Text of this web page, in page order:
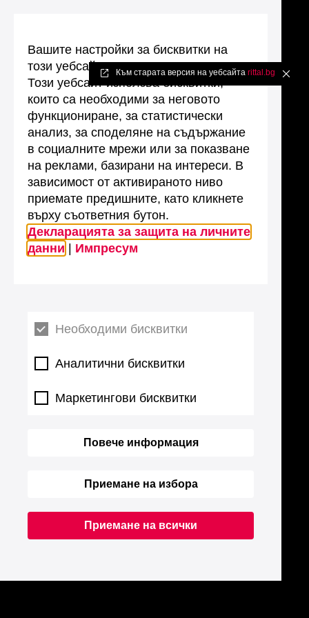
Към старата версия на уебсайта rittal.bg ✖
Вашите настройки за бисквитки на
този уебсайт
Този уебсайт използва бисквитки,
които са необходими за неговото
функциониране, за статистически
анализ, за споделяне на съдържание
в социалните мрежи или за показване
на реклами, базирани на интереси. В
зависимост от активираното ниво
приемате предишните, като кликнете
върху съответния бутон.
Декларацията за защита на личните
данни
Импресум
Необходими бисквитки
Аналитични бисквитки
Маркетингови бисквитки
Повече информация
Приемане на избора
Приемане на всички